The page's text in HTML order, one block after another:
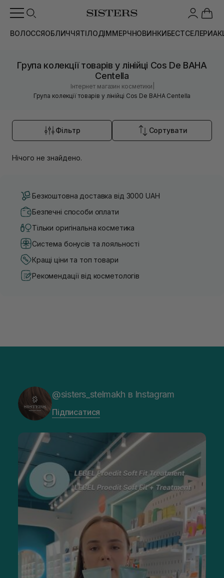
ВОЛОССЯОБЛИЧЧЯТІЛОДІММЕРЧНОВИНКИБЕСТСЕЛЕРИ
Група колекції товарів у лінійці Cos De BAHA
Centella
Інтернет магазин косметики
Група колекції товарів у лінійці Cos De BAHA Centella
Фільтр Сортувати
Нічого не знайдено.
Безкоштовна доставка від 3000 UAH
Безпечні способи оплати
Тільки оригінальна косметика
Система бонусів та лояльності
Кращі ціни та топ товари
Рекомендації від косметологів
@sisters_stelmakh в Instagram
Підписатися